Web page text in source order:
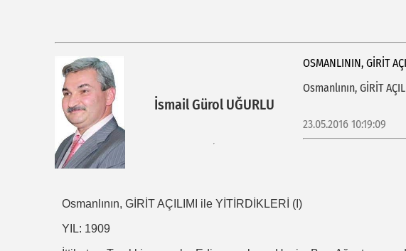
İsmail Gürol UĞURLU
OSMANLININ, GİRİT
Osmanlının, GİRİT
23.05.2016 10:19:09
Osmanlının, GİRİT AÇILIMI ile YİTİRDİKLERİ (I)
YIL: 1909